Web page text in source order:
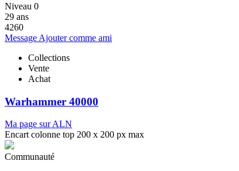
Niveau 0
29 ans
4260
Message Ajouter comme ami
Collections
Vente
Achat
Warhammer 40000
Ma page sur ALN
Encart colonne top 200 x 200 px max
Communauté